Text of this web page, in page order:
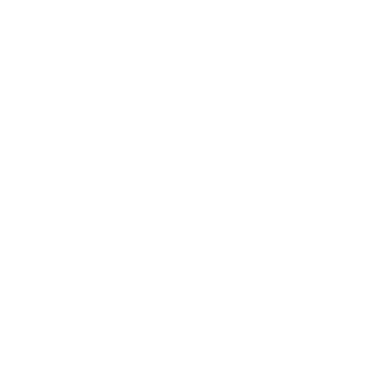
Berkualitas Dengan Harga Yang Murah